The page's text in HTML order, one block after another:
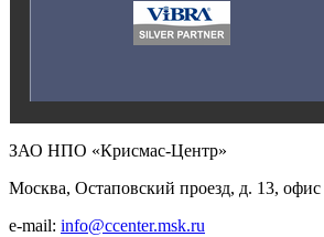
ЗАО НПО «Крисмас-Центр»
Москва, Остаповский проезд, д. 13, офис
e-mail: info@ccenter.msk.ru